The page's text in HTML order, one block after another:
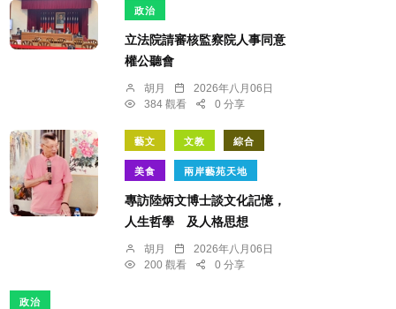
政治
立法院請審核監察院人事同意
權公聽會
胡月
2026年八月06日
384 觀看
0 分享
藝文 文教 綜合
美食 兩岸藝苑天地
專訪陸炳文博士談文化記憶，
人生哲學 及人格思想
胡月
2026年八月06日
200 觀看
0 分享
政治